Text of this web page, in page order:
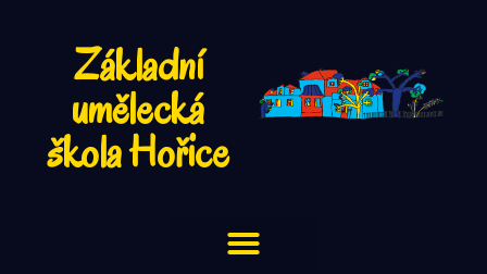
Základní
umělecká
škola Hořice